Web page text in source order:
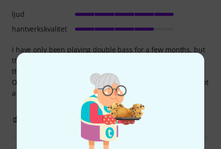
I have only been playing double bass for a few months, but
this bow seems a definite step up from the composite one
that came free/inclusive with my instrument.
One small complaint - the screw is a little stiff, but that's not
a big problem.
ljud
hantverkskvalitet
ANMÄL RECENSION